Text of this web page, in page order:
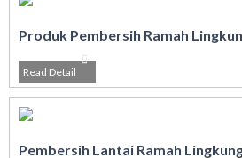
Produk Pembersih Ramah
Read Detail
Pembersih Lantai Ramah